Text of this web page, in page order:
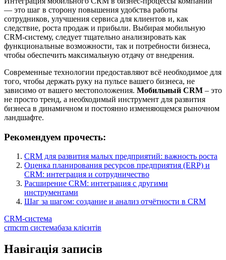
— это шаг в сторону повышения удобства работы
сотрудников, улучшения сервиса для клиентов и, как
следствие, роста продаж и прибыли. Выбирая мобильную
CRM-систему, следует тщательно анализировать как
функциональные возможности, так и потребности бизнеса,
чтобы обеспечить максимальную отдачу от внедрения.
Современные технологии предоставляют всё необходимое для
того, чтобы держать руку на пульсе вашего бизнеса, не
зависимо от вашего местоположения. Мобильный CRM – это
не просто тренд, а необходимый инструмент для развития
бизнеса в динамичном и постоянно изменяющемся рыночном
ландшафте.
Рекомендуем прочесть:
CRM для развития малых предприятий: важность роста
Оценка планирования ресурсов предприятия (ERP) и
CRM: интеграция и сотрудничество
Расширение CRM: интеграция с другими
инструментами
Шаг за шагом: создание и анализ отчётности в CRM
CRM-система
crmcrm системабаза клієнтів
Навігація записів